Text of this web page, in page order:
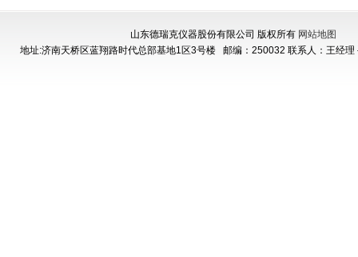
山东德瑞克仪器股份有限公司 版权所有 网站地图
地址:济南天桥区蓝翔路时代总部基地1区3号楼 邮编：250032 联系人：王经